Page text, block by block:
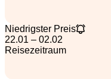
Niedrigster Preis
22.01 – 02.02
Reisezeitraum